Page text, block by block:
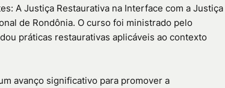
A Justiça Restaurativa na Interface com a Justiça
de Rondônia. O curso foi ministrado pelo
práticas restaurativas aplicáveis ao contexto
avanço significativo para promover a